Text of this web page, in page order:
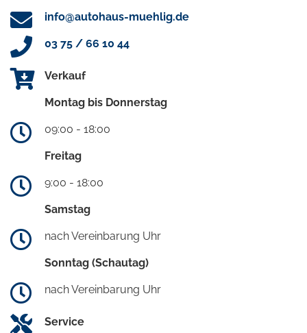
info@autohaus-muehlig.de
03 75 / 66 10 44
Verkauf
Montag bis Donnerstag
09:00 - 18:00
Freitag
9:00 - 18:00
Samstag
nach Vereinbarung Uhr
Sonntag (Schautag)
nach Vereinbarung Uhr
Service